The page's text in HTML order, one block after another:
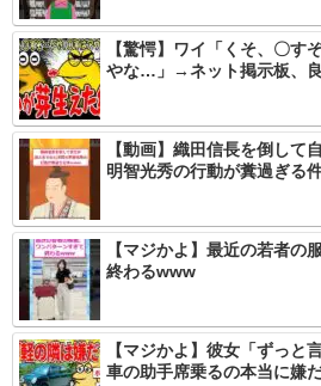
【驚愕】ワイ「くそ、〇
やな…」→ネット掲示板、
【動画】織田信長を倒して
明智光秀の行動が糞過ぎる
【マジかよ】最近の若者の
終わるwww
【マジかよ】彼女「ずっと
車の助手席乗るの本当に嫌だ